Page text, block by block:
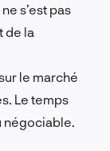
s’est pas
de la
le marché
Le temps